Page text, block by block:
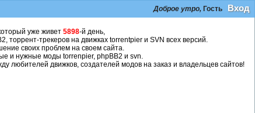
Доброе утро, Гость Вход
уже живет 5898-й день,
торрент-трекеров на движках torrentpier и SVN всех версий.
своих проблем на своем сайта.
и нужные моды torrenpier, phpBB2 и svn.
движков, создателей модов на заказ и владельцев сайтов!